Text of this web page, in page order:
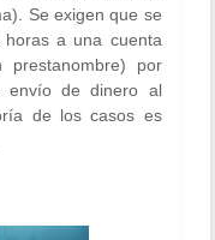
Se exigen que se
a una cuenta
prestanombre) por
envío de dinero al
de los casos es